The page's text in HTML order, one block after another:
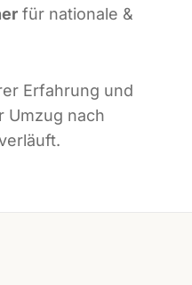
für nationale &
Erfahrung und
Umzug nach